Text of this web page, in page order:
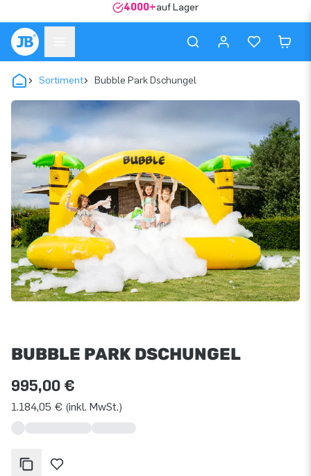
4000+auf Lager
Sortiment Bubble Park Dschungel
BUBBLE PARK DSCHUNGEL
995,00 €
1.184,05 € (inkl. MwSt.)